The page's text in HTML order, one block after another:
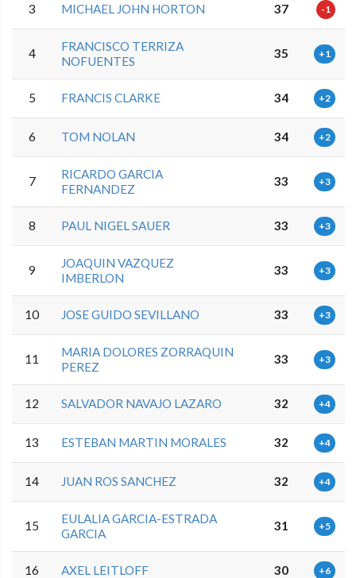
3 MICHAEL JOHN HORTON 37 -1
4
FRANCISCO TERRIZA
NOFUENTES
35 +1
5 FRANCIS CLARKE 34 +2
6 TOM NOLAN 34 +2
7
RICARDO GARCIA
FERNANDEZ
33 +3
8 PAUL NIGEL SAUER 33 +3
9
JOAQUIN VAZQUEZ
IMBERLON
33 +3
10 JOSE GUIDO SEVILLANO 33 +3
11
MARIA DOLORES ZORRAQUIN
PEREZ
33 +3
12 SALVADOR NAVAJO LAZARO 32 +4
13 ESTEBAN MARTIN MORALES 32 +4
14 JUAN ROS SANCHEZ 32 +4
15
EULALIA GARCIA-ESTRADA
GARCIA
31 +5
16 AXEL LEITLOFF 30 +6